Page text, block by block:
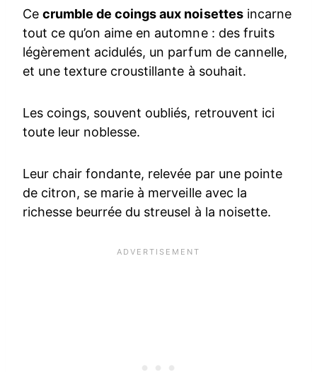
Cecrumble de coings aux noisettesincarne
tout ce qu’on aime en automne : des fruits
légèrement acidulés, un parfum de cannelle,
et une texture croustillante à souhait.
Les coings, souvent oubliés, retrouvent ici
toute leur noblesse.
Leur chair fondante, relevée par une pointe
de citron, se marie à merveille avec la
richesse beurrée du streusel à la noisette.